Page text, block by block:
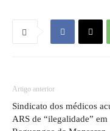
Artigo anterior
Sindicato dos médicos
ARS de “ilegalidade” em